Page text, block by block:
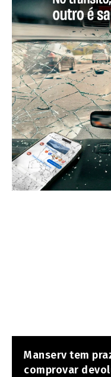
Manserv tem
comprovar